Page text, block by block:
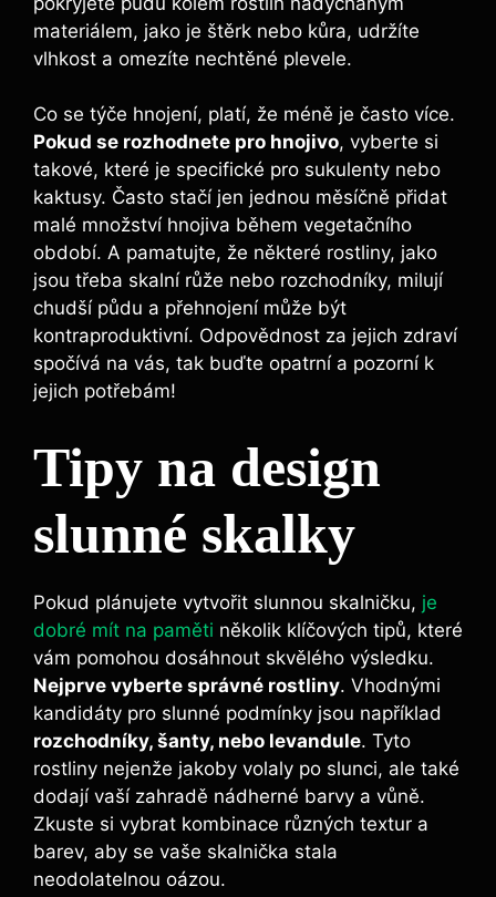
materiálem, jako je štěrk nebo kůra, udržíte
vlhkost a omezíte nechtěné plevele.
Co se týče hnojení, platí, že méně je často více.
Pokud se rozhodnete pro hnojivo, vyberte si
takové, které je specifické pro sukulenty nebo
kaktusy. Často stačí jen jednou měsíčně přidat
malé množství hnojiva během vegetačního
období. A pamatujte, že některé rostliny, jako
jsou třeba skalní růže nebo rozchodníky, milují
chudší půdu a přehnojení může být
kontraproduktivní. Odpovědnost za jejich zdraví
spočívá na vás, tak buďte opatrní a pozorní k
jejich potřebám!
Tipy na design
slunné skalky
Pokud plánujete vytvořit slunnou skalničku, je
dobré mít na paměti několik klíčových tipů, které
vám pomohou dosáhnout skvělého výsledku.
Nejprve vyberte správné rostliny. Vhodnými
kandidáty pro slunné podmínky jsou například
rozchodníky, šanty, nebo levandule. Tyto
rostliny nejenže jakoby volaly po slunci, ale také
dodají vaší zahradě nádherné barvy a vůně.
Zkuste si vybrat kombinace různých textur a
barev, aby se vaše skalnička stala
neodolatelnou oázou.